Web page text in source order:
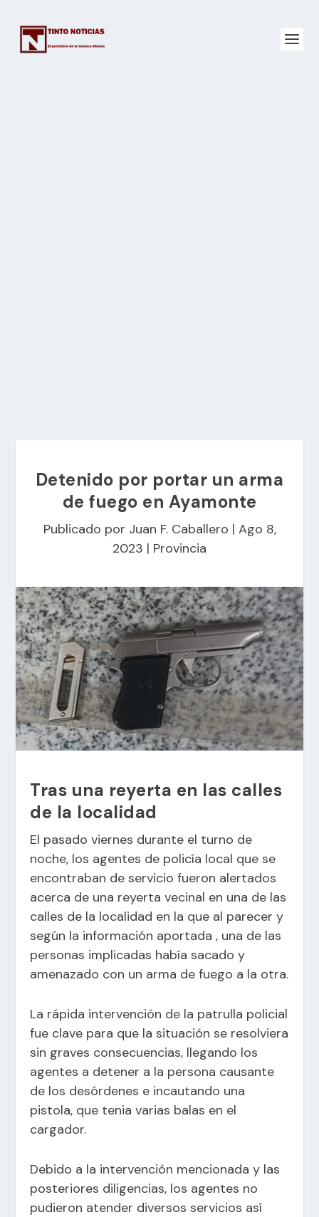
Detenido por portar un arma
de fuego en Ayamonte
Publicado por Juan F. Caballero | Ago 8,
2023 | Provincia
Tras una reyerta en las calles
de la localidad
El pasado viernes durante el turno de
noche, los agentes de policía local que se
encontraban de servicio fueron alertados
acerca de una reyerta vecinal en una de las
calles de la localidad en la que al parecer y
según la información aportada , una de las
personas implicadas había sacado y
amenazado con un arma de fuego a la otra.
La rápida intervención de la patrulla policial
fue clave para que la situación se resolviera
sin graves consecuencias, llegando los
agentes a detener a la persona causante
de los desórdenes e incautando una
pistola, que tenia varias balas en el
cargador.
Debido a la intervención mencionada y las
posteriores diligencias, los agentes no
pudieron atender diversos servicios así